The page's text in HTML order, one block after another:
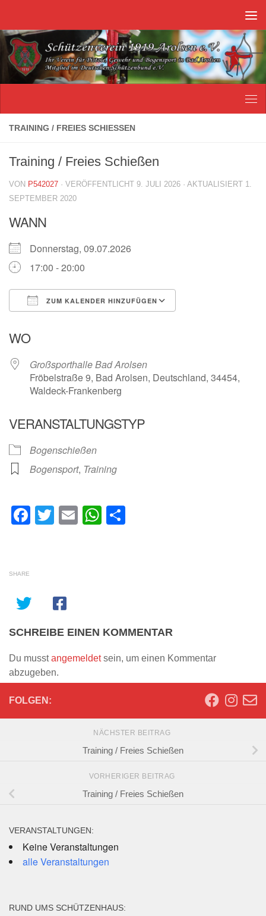
TRAINING / FREIES SCHIESSEN
Training / Freies Schießen
VON P542027 · VERÖFFENTLICHT 9. JULI 2026 · AKTUALISIERT 1.
SEPTEMBER 2020
WANN
Donnerstag, 09.07.2026
17:00 - 20:00
ZUM KALENDER HINZUFÜGEN
WO
Großsporthalle Bad Arolsen
Fröbelstraße 9, Bad Arolsen, Deutschland, 34454,
Waldeck-Frankenberg
VERANSTALTUNGSTYP
Bogenschießen
Bogensport, Training
Facebook
Twitter
EmailWhatsApp
SHARE
SCHREIBE EINEN KOMMENTAR
Du musstangemeldetsein, um einen Kommentar
abzugeben.
FOLGEN:
NÄCHSTER BEITRAG
Training / Freies Schießen
VORHERIGER BEITRAG
Training / Freies Schießen
VERANSTALTUNGEN:
Keine Veranstaltungen
alle Veranstaltungen
RUND UMS SCHÜTZENHAUS: